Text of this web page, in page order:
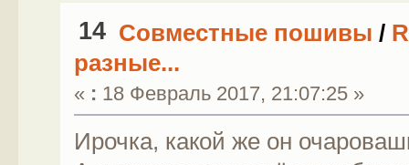
14 Совместные пошивы /
разные...
« : 18 Февраль 2017, 21:07:25 »
Ирочка, какой же он